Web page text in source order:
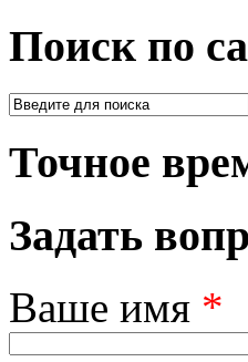
Поиск по
Точное
Задать
Ваше имя *